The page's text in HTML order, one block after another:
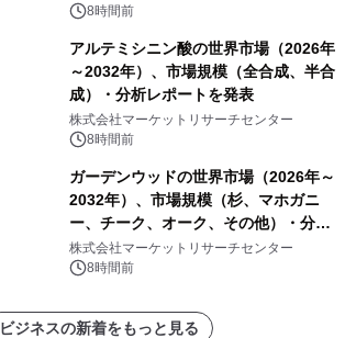
他）・分析レポートを発表
8時間前
アルテミシニン酸の世界市場（2026年
～2032年）、市場規模（全合成、半合
成）・分析レポートを発表
株式会社マーケットリサーチセンター
8時間前
ガーデンウッドの世界市場（2026年～
2032年）、市場規模（杉、マホガニ
ー、チーク、オーク、その他）・分析
レポートを発表
株式会社マーケットリサーチセンター
8時間前
ビジネスの新着をもっと見る